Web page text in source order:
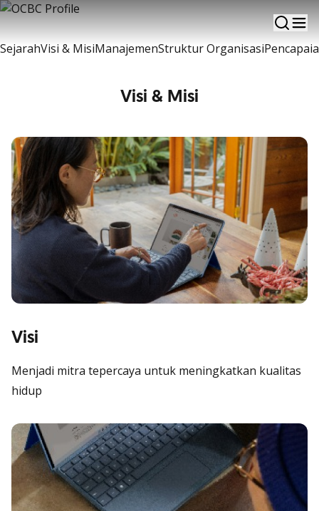
Sekilas informasi mengenai perkembangan OCBC
SejarahVisi & MisiManajemenStruktur Organisasi
Visi & Misi
Visi
Menjadi mitra tepercaya untuk meningkatkan kualitas
hidup